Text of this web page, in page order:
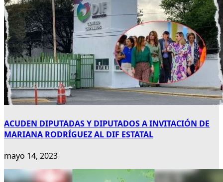
ACUDEN DIPUTADAS Y DIPUTADOS A INVITACIÓN DE
MARIANA RODRÍGUEZ AL DIF ESTATAL
mayo 14, 2023